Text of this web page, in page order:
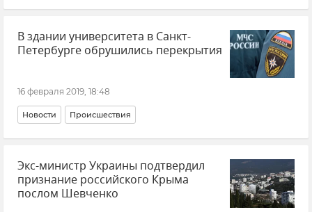
Церковный раскол на Украине
В здании университета в Санкт-
Петербурге обрушились перекрытия
16 февраля 2019, 18:48
Новости Происшествия
Экс-министр Украины подтвердил
признание российского Крыма
послом Шевченко